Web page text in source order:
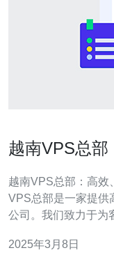
越南VPS总部
越南VPS总部：高效、
VPS总部是一家提供
公司。我们致力于为
用户，我们都能为您
2025年3月8日